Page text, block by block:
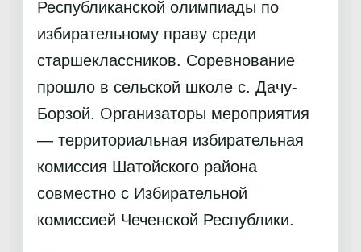
Республиканской олимпиады по
избирательному праву среди
старшеклассников. Соревнование
прошло в сельской школе с. Дачу-
Борзой. Организаторы мероприятия
— территориальная избирательная
комиссия Шатойского района
совместно с Избирательной
комиссией Чеченской Республики.